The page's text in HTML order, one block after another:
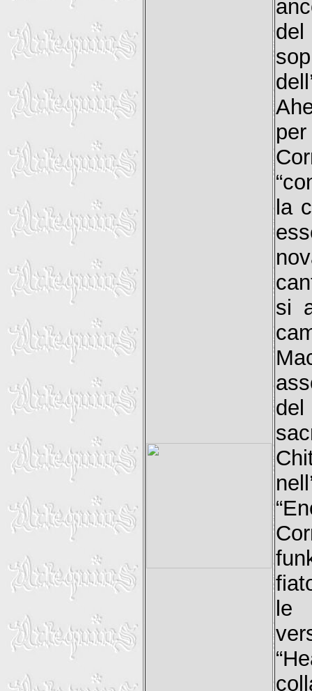
la
si
le